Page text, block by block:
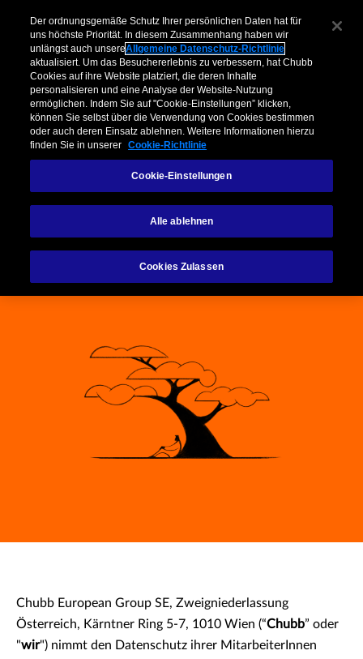
Unternehmen​
Menu
Makler Privatkunden & Partner​ Kooperationen
Mitarbeiter-
Datenschutzerkläru
ng
Chubb European Group SE, Zweigniederlassung
Österreich, Kärntner Ring 5-7, 1010 Wien (“Chubb” oder
"wir") nimmt den Datenschutz ihrer MitarbeiterInnen
Der ordnungsgemäße Schutz Ihrer persönlichen Daten hat für
uns höchste Priorität. In diesem Zusammenhang haben wir
unlängst auch unsereAllgemeine Datenschutz-Richtlinie
aktualisiert. Um das Besuchererlebnis zu verbessern, hat Chubb
Cookies auf ihre Website platziert, die deren Inhalte
personalisieren und eine Analyse der Website-Nutzung
ermöglichen. Indem Sie auf "Cookie-Einstellungen” klicken,
können Sie selbst über die Verwendung von Cookies bestimmen
oder auch deren Einsatz ablehnen. Weitere Informationen hierzu
finden Sie in unserer Cookie-Richtlinie
Cookie-Einstellungen
Alle ablehnen
Cookies Zulassen